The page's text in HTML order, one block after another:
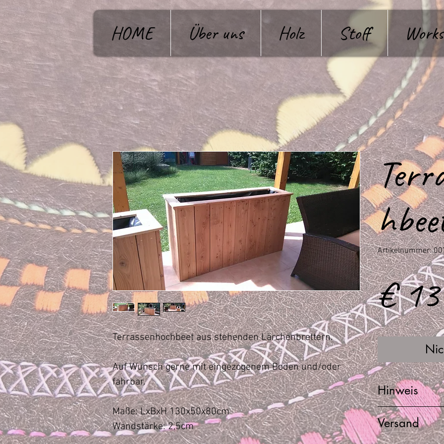
HOME Über uns Holz Stoff
Terrassenhochbeet aus stehenden Lärchenbrettern.
Auf Wunsch gerne mit eingezogenem Boden und/oder
fahrbar.
Maße: LxBxH 130x50x80cm
Wandstärke: 2,5cm
Artikelnummer:
€
Hinweis
Alle unsere
Massivholz,
Unterscieden
Versand